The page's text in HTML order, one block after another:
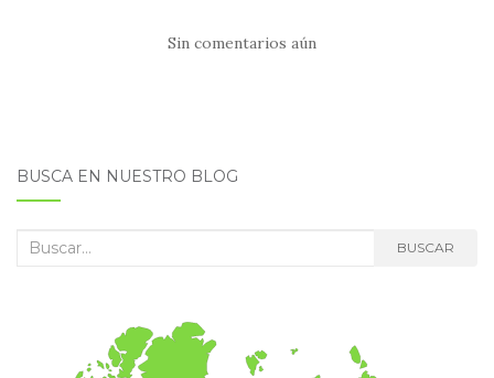
Sin comentarios aún
BUSCA EN NUESTRO BLOG
Buscar: BUSCAR